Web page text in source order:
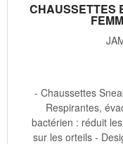
CHAUSSETTES
- Chaussettes
Respirantes,
bactérien : réduit
sur les orteils -